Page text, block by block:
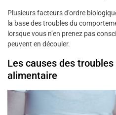
Plusieurs facteurs d’ordre
la base des troubles du
lorsque vous n’en prenez pas
peuvent en découler.
Les causes des
alimentaire